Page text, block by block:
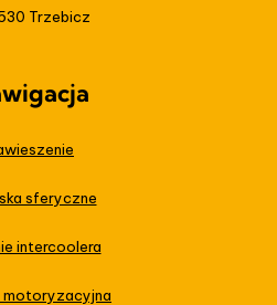
Trzebicz
sferyczne
intercoolera
motoryzacyjna